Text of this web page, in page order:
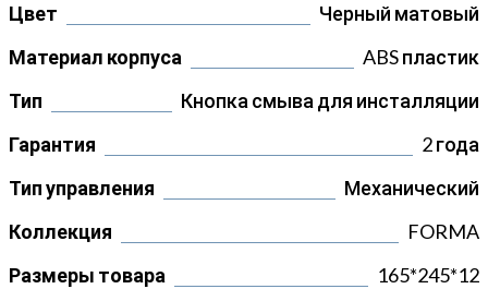
Цвет
Черный матовый
Материал корпуса
ABS пластик
Тип
Кнопка смыва для инсталляции
Гарантия
2 года
Тип управления
Механический
Коллекция
FORMA
Размеры товара
165*245*12